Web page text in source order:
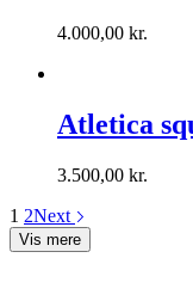
4.000,00 kr.
Atletica
3.500,00 kr.
1 2Next
Vis mere